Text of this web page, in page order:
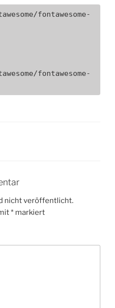
fontawesome-
fontawesome-
nicht veröffentlicht.
* markiert